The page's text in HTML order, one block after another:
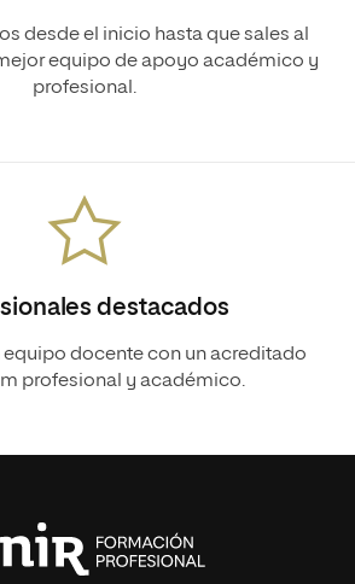
desde el inicio hasta que sales al
equipo de apoyo académico y
profesional.
destacados
equipo docente con un acreditado
profesional y académico.